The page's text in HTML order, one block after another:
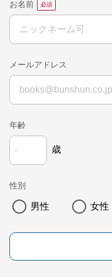
お名前
メールアドレス
年齢
歳
性別
男性 女性